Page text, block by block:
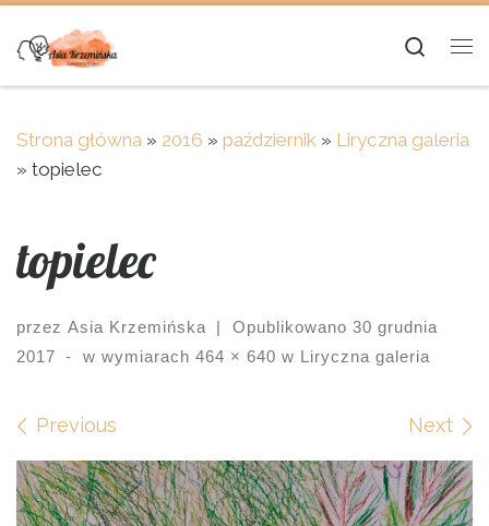
Skip to content
Strona główna » 2016 » październik » Liryczna galeria
» topielec
topielec
przez Asia Krzemińska | Opublikowano 30 grudnia
2017
- w wymiarach 464 × 640 w Liryczna galeria
Images navigation
Previous Next